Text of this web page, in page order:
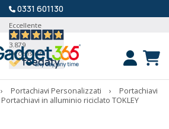
0331 601130
Eccellente
3.879
Recensioni
› Portachiavi Personalizzati ›
Portachiavi
Portachiavi in alluminio riciclato TOKLEY